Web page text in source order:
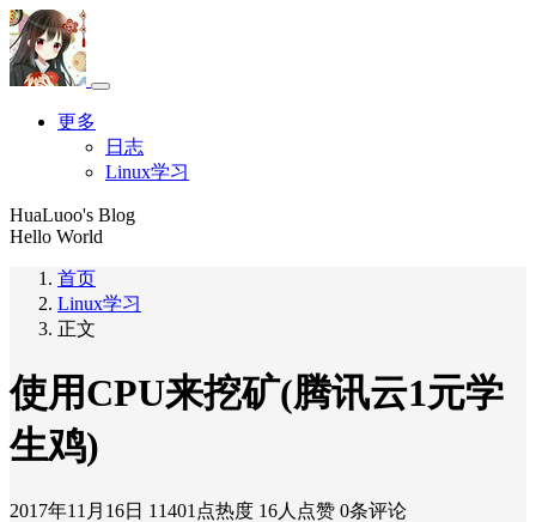
更多
日志
Linux学习
HuaLuoo's Blog
Hello World
首页
Linux学习
正文
使用CPU来挖矿(腾讯云1元学
生鸡)
2017年11月16日 11401点热度 16人点赞 0条评论